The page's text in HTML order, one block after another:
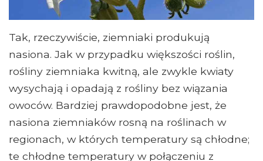
Tak, rzeczywiście, ziemniaki produkują
nasiona. Jak w przypadku większości roślin,
rośliny ziemniaka kwitną, ale zwykle kwiaty
wysychają i opadają z rośliny bez wiązania
owoców. Bardziej prawdopodobne jest, że
nasiona ziemniaków rosną na roślinach w
regionach, w których temperatury są chłodne;
te chłodne temperatury w połączeniu z